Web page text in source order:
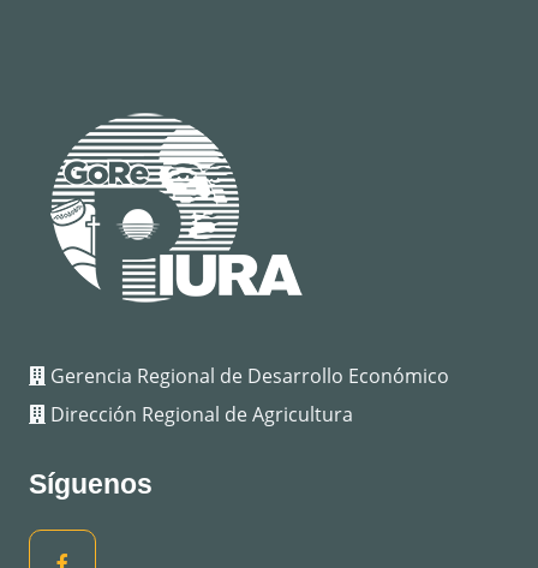
Gerencia Regional de Desarrollo Económico
Dirección Regional de Agricultura
Síguenos